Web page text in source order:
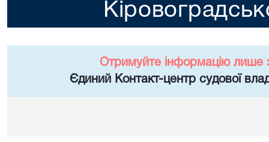
Отримуйте інформацію лише
Єдиний Контакт-центр судової